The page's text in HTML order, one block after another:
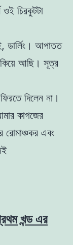
ওই চিরকুটটা
ডার্লিং। আপাতত
আছি। সূত্র
দিলেন না।
কাগজের
রােমাঞ্চকর এবং
খন্ড এর